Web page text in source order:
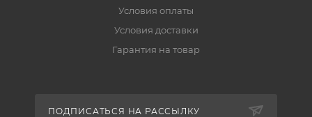
Условия оплаты
Условия доставки
Гарантия на товар
ПОДПИСАТЬСЯ НА РАССЫЛКУ